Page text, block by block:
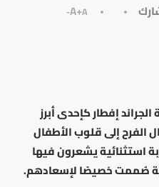
A+A-
إفطار كإحدى أبرز
الفرح إلى قلوب الأطفال
استثنائية يشعرون فيها
صُممت خصيصًا لإسعادهم.